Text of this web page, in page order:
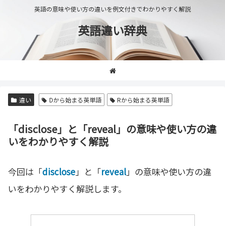
英語の意味や使い方の違いを例文付きでわかりやすく解説
英語違い辞典
違い Dから始まる英単語 Rから始まる英単語
「disclose」と「reveal」の意味や使い方の違
いをわかりやすく解説
今回は「disclose」と「reveal」の意味や使い方の違
いをわかりやすく解説します。